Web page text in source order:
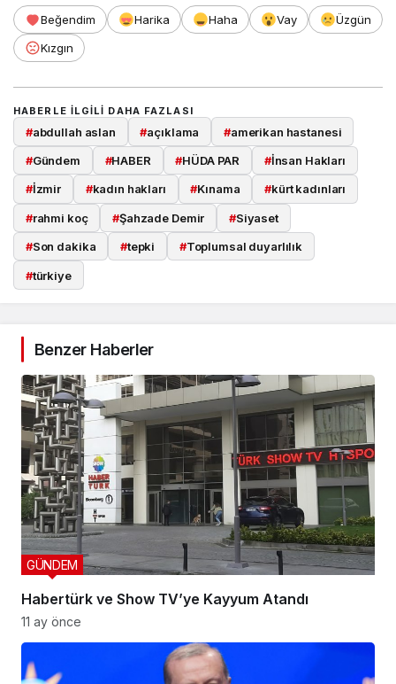
Beğendim Harika Haha Vay
Üzgün
Kızgın
HABERLE ILGILI DAHA FAZLASI
#abdullah aslan #açıklama #amerikan hastanesi
#Gündem #HABER #HÜDA PAR #İnsan Hakları
#İzmir #kadın hakları #Kınama #kürt kadınları
#rahmi koç #Şahzade Demir #Siyaset
#Son dakika #tepki #Toplumsal duyarlılık
#türkiye
Benzer Haberler
Habertürk ve Show TV’ye Kayyum Atandı
GÜNDEM
11 ay önce